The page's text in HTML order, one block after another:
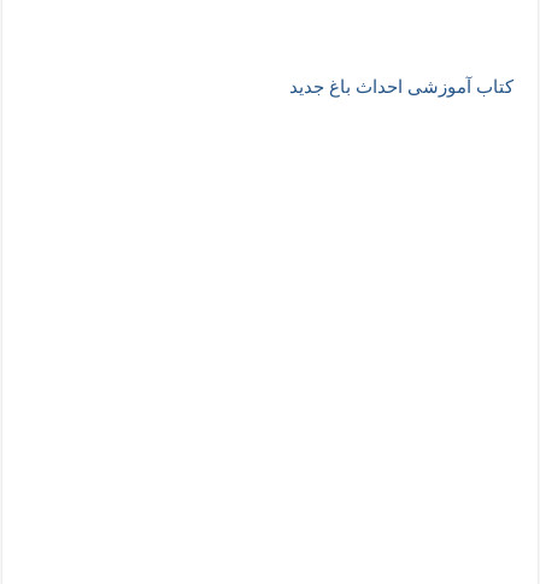
کتاب آموزشی احداث باغ جدید